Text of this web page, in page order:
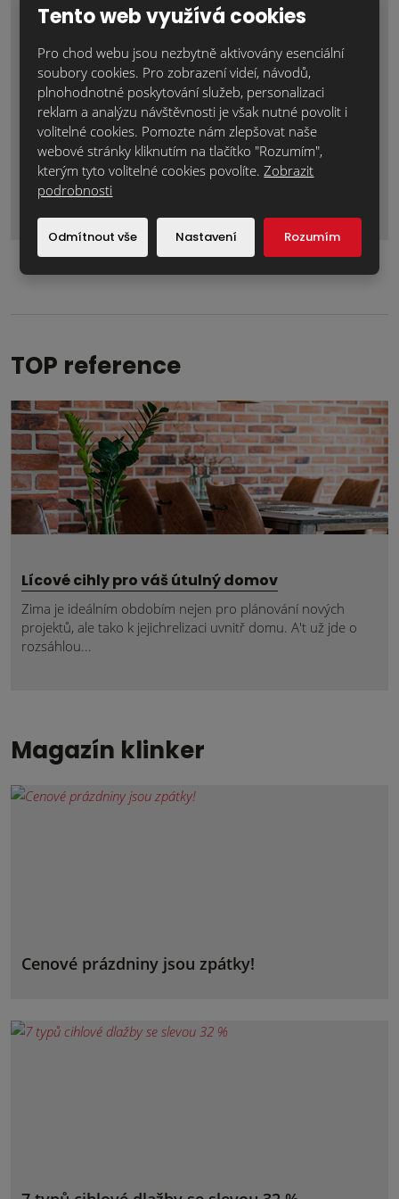
Odeslat zprávu
se
nepodařilo
odeslat.
TOP reference
Lícové cihly pro váš útulný domov
Zima je ideálním obdobím nejen pro plánování nových
projektů, ale tako k jejichrelizaci uvnitř domu. A't už jde o
rozsáhlou...
Magazín klinker
Cenové prázdniny jsou zpátky!
Tento web využívá cookies
Pro chod webu jsou nezbytně aktivovány esenciální
soubory cookies. Pro zobrazení videí, návodů,
plnohodnotné poskytování služeb, personalizaci
reklam a analýzu návštěvnosti je však nutné povolit i
volitelné cookies. Pomozte nám zlepšovat naše
webové stránky kliknutím na tlačítko "Rozumím",
kterým tyto volitelné cookies povolíte. Zobrazit
podrobnosti
Odmítnout vše Nastavení Rozumím